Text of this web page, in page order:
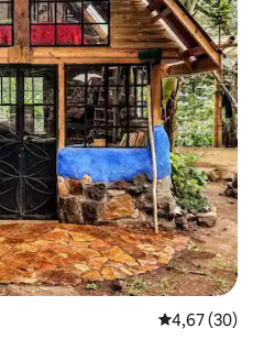
4,67 (30)